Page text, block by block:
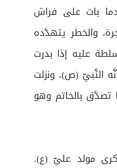
بات على فراش
والخطر يتهدَّده
عليه إذا بدرت
النَّبيّ (ص)، ونزلت
تصدَّق بالخاتم وهو
مولد عليّ (ع).